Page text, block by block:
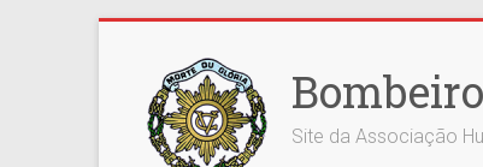
content
Site da Associação